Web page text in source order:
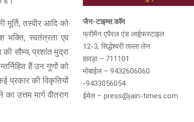
तस्वीर आदि को
स्वतंत्रता एव
की सौम्य, प्रशांत मुद्रा
हैं उन गुणों को
प्रकार की विकृतियों
उत्तम मार्ग वीतराग
जैन-टाइम्स.कॉम
फ्रीमैन एपैरल एंड लाईफस्टाइल
12-3, सिद्धेश्वरी तल्ला लेन
हावड़ा – 711101
मोबाईल – 9432606060
-9433056054
ईमेल – press@jain-times.com